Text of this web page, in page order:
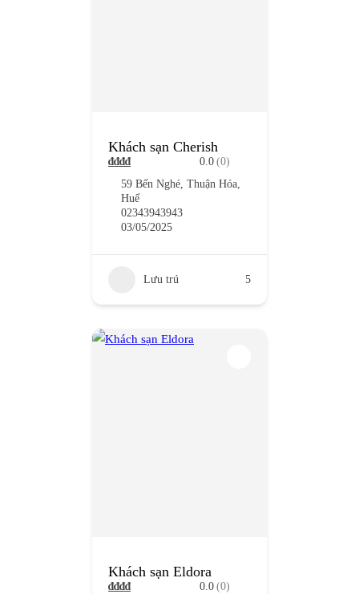
Khách sạn Cherish
₫₫₫₫ 0.0 (0)
59 Bến Nghé, Thuận Hóa,
Huế
02343943943
03/05/2025
Lưu trú 5
Khách sạn Eldora
₫₫₫₫ 0.0 (0)